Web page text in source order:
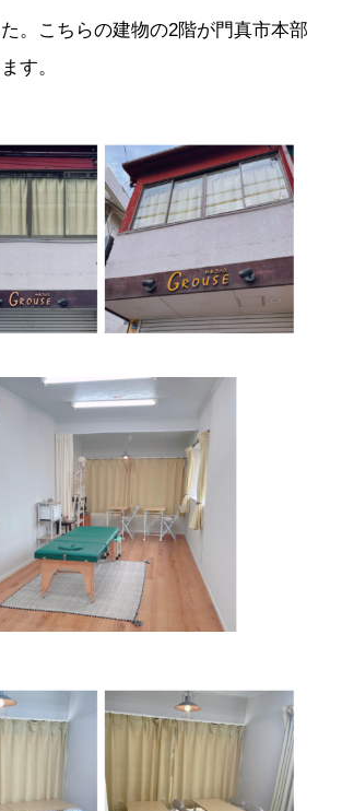
。こちらの建物の2階が門真市本部
す。